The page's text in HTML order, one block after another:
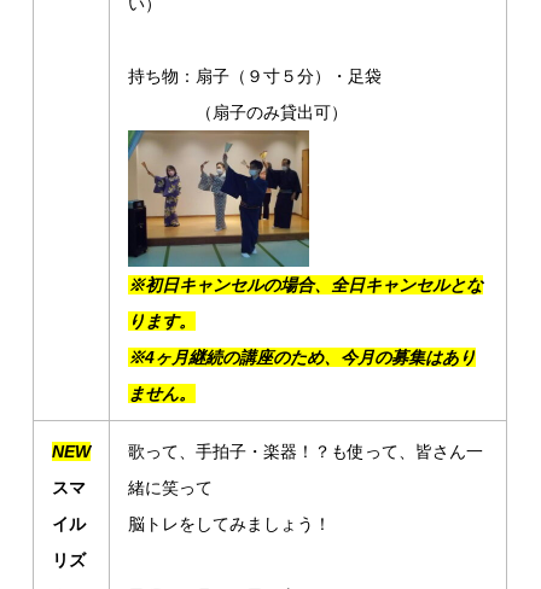
持ち物：扇子（９寸５分）・足袋
（扇子のみ貸出可）
※初日キャンセルの場合、全日キャンセルとな
ります。
※4ヶ月継続の講座のため、今月の募集はあり
ません。
NEW
スマ
イル
リズ
歌って、手拍子・楽器！？も使って、皆さん一
緒に笑って
脳トレをしてみましょう！